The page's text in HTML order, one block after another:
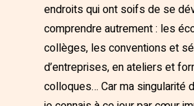
endroits qui ont soifs de se
comprendre autrement : les
collèges, les conventions et
d’entreprises, en ateliers et
colloques… Car ma singularité